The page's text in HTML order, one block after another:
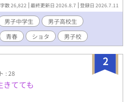
数 26,822 最終更新日 2026.8.7 登録日 2026.7.11
男子中学生
男子高校生
青春 ショタ 男子校
2
: 28
きてても